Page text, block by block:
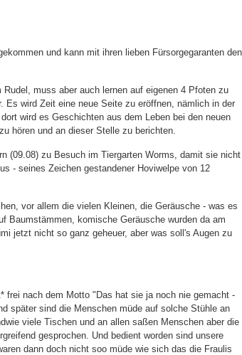
und kann mit ihren lieben Fürsorgegaranten den
muss aber auch lernen auf eigenen 4 Pfoten zu
Es wird Zeit eine neue Seite zu eröffnen, nämlich in der
wird es Geschichten aus dem Leben bei den neuen
hören und an dieser Stelle zu berichten.
(09.08) zu Besuch im Tiergarten Worms, damit sie nicht
- seines Zeichen gestandener Hoviwelpe von 12
vor allem die vielen Kleinen, die Geräusche - was es
Baumstämmen, komische Geräusche wurden da am
jetzt nicht so ganz geheuer, aber was soll's Augen zu
frei nach dem Motto "Das hat sie ja noch nie gemacht -
später sind die Menschen müde auf solche Stühle an
viele Tischen und an allen saßen Menschen aber die
gesprochen. Und bedient worden sind unsere
dann doch nicht soo müde wie sich das die Fraulis